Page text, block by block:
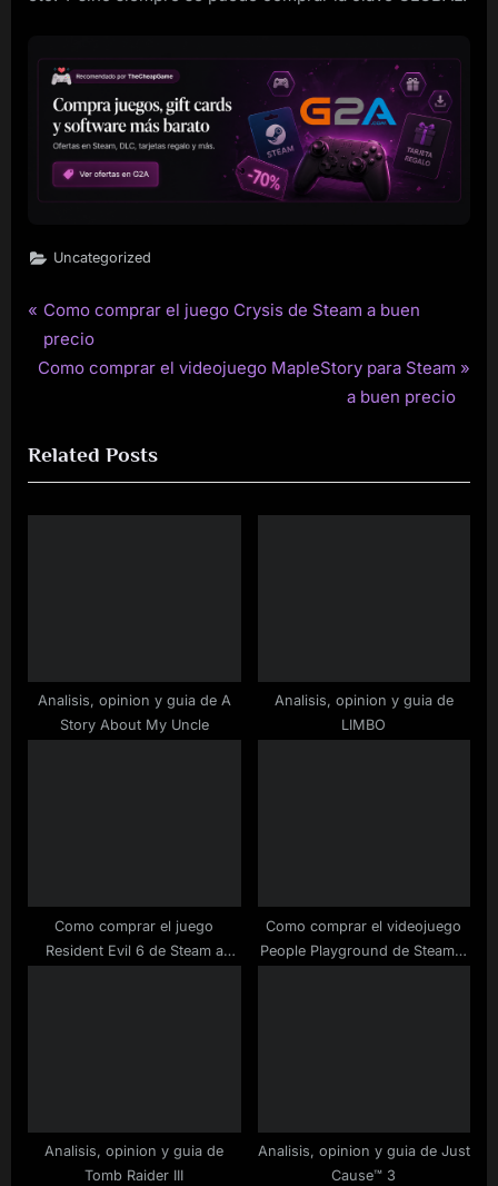
Uncategorized
Post
navigation
P
r
e
o
u
s
Como comprar el juego Crysis de Steam a buen
precio
N
t
P
o
Como comprar el videojuego MapleStory para Steam
a buen precio
Related Posts
Analisis, opinion y guia de A
Story About My Uncle
Analisis, opinion y guia de
LIMBO
Como comprar el juego
Resident Evil 6 de Steam a
Como comprar el videojuego
People Playground de Steam a
Analisis, opinion y guia de
Tomb Raider III
Analisis, opinion y guia de Just
Cause™ 3